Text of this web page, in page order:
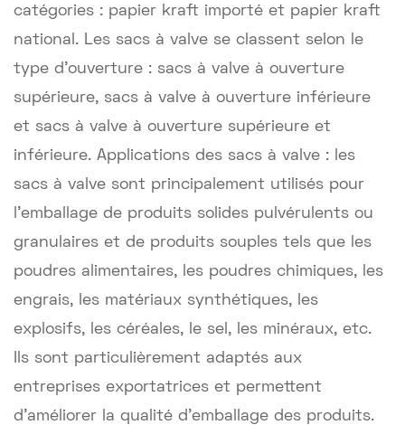
catégories : papier kraft importé et papier kraft
national. Les sacs à valve se classent selon le
type d'ouverture : sacs à valve à ouverture
supérieure, sacs à valve à ouverture inférieure
et sacs à valve à ouverture supérieure et
inférieure. Applications des sacs à valve : les
sacs à valve sont principalement utilisés pour
l'emballage de produits solides pulvérulents ou
granulaires et de produits souples tels que les
poudres alimentaires, les poudres chimiques, les
engrais, les matériaux synthétiques, les
explosifs, les céréales, le sel, les minéraux, etc.
Ils sont particulièrement adaptés aux
entreprises exportatrices et permettent
d'améliorer la qualité d'emballage des produits.